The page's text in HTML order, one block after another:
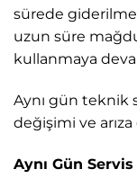
sürede
uzun süre
kullanmaya
Aynı gün teknik
değişimi ve
Aynı Gün